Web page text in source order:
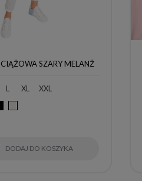
SZARY MELANŻ
L XL
XXL
DODAJ DO KOSZYKA